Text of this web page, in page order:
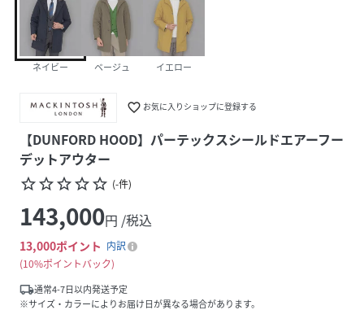
ネイビー ベージュ イエロー
favorite_border お気に入りショップに登録する
【DUNFORD HOOD】パーテックスシールドエアーフー
デットアウター
star_borderstar_borderstar_borderstar_borderstar_border (-件)
143,000円 /税込
13,000ポイント 内訳
10%ポイントバック
local_shipping通常4-7日以内発送予定
※サイズ・カラーによりお届け日が異なる場合があります。